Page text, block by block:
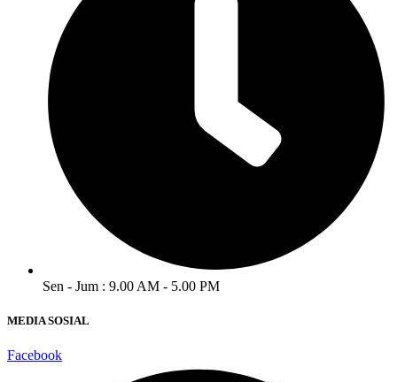
Sen - Jum : 9.00 AM - 5.00 PM
MEDIA SOSIAL
Facebook